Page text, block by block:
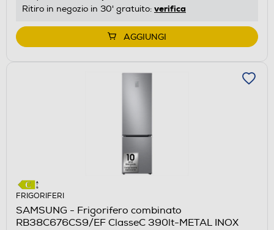
Ritiro in negozio in 30' gratuito: verifica
AGGIUNGI
FRIGORIFERI
SAMSUNG - Frigorifero combinato
RB38C676CS9/EF ClasseC 390lt-METAL INOX